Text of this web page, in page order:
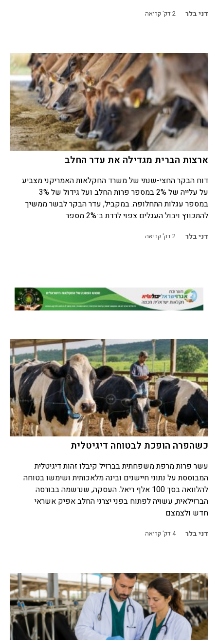
דני בלר 2דק' קריאה
ארצות הברית מגדילה את עדר החלב
דוח הבקר החצי-שנתי של משרד החקלאות האמריקני מצביע
על עלייה של 2% במספר פרות החלב ועל גידול של 3%
במספר עגלות התחלופה. במקביל, עדר הבקר לבשר ממשיך
להתכווץ ויבול העגלים צפוי לרדת ב־2% מספר
דני בלר 2דק' קריאה
כשהפרה הופכת לבטוחה דיגיטלית
עשר פרות מרפת משפחתית בברזיל קיבלו זהות דיגיטלית
המבוססת על נתוני חיישנים ובינה מלאכותית ושימשו בטוחה
להלוואה בסך 100 אלף ריאל. העסקה, שנרשמה בבורסה
הברזילאית, עשויה לפתוח בפני יצרני החלב אפיק אשראי
חדש ולצמצם
דני בלר 4דק' קריאה